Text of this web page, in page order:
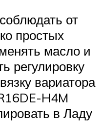
от
простых
масло и
регулировку
вариатора
H4M
в Ладу